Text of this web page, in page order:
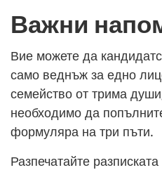
Важни
Вие можете да
само веднъж за едно
семейство от трима
необходимо да
формуляра на три пъти.
Разпечатайте